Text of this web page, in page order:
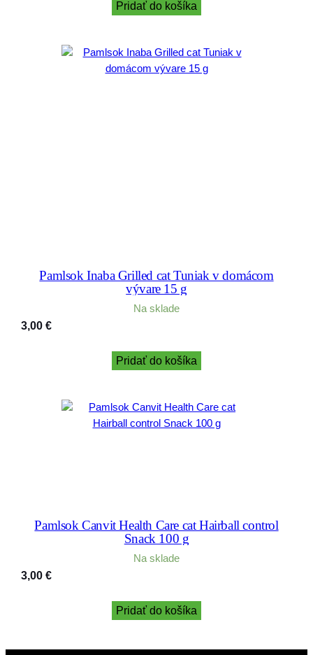
Pridať do košíka
Pamlsok Inaba Grilled cat Tuniak v domácom
vývare 15 g
Na sklade
3,00 €
Pridať do košíka
Pamlsok Canvit Health Care cat Hairball control
Snack 100 g
Na sklade
3,00 €
Pridať do košíka